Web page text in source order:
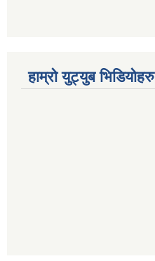
हाम्रो युट्युब भिडियोहरु